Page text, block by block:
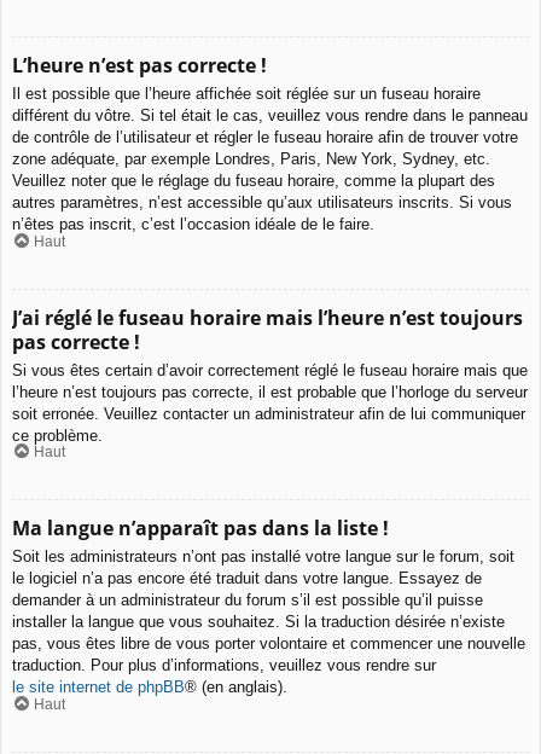
L’heure n’est pas correcte !
Il est possible que l’heure affichée soit réglée sur un fuseau horaire
différent du vôtre. Si tel était le cas, veuillez vous rendre dans le panneau
de contrôle de l’utilisateur et régler le fuseau horaire afin de trouver votre
zone adéquate, par exemple Londres, Paris, New York, Sydney, etc.
Veuillez noter que le réglage du fuseau horaire, comme la plupart des
autres paramètres, n’est accessible qu’aux utilisateurs inscrits. Si vous
n’êtes pas inscrit, c’est l’occasion idéale de le faire.
Haut
J’ai réglé le fuseau horaire mais l’heure n’est toujours
pas correcte !
Si vous êtes certain d’avoir correctement réglé le fuseau horaire mais que
l’heure n’est toujours pas correcte, il est probable que l’horloge du serveur
soit erronée. Veuillez contacter un administrateur afin de lui communiquer
ce problème.
Haut
Ma langue n’apparaît pas dans la liste !
Soit les administrateurs n’ont pas installé votre langue sur le forum, soit
le logiciel n’a pas encore été traduit dans votre langue. Essayez de
demander à un administrateur du forum s’il est possible qu’il puisse
installer la langue que vous souhaitez. Si la traduction désirée n’existe
pas, vous êtes libre de vous porter volontaire et commencer une nouvelle
traduction. Pour plus d’informations, veuillez vous rendre sur
le site internet de phpBB® (en anglais).
Haut